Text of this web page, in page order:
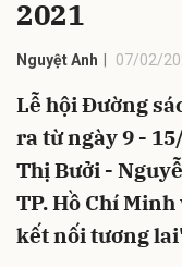
2021
Nguyệt Anh 07/02/
Lễ hội Đường
ra từ ngày 9 -
Thị Bưởi -
TP. Hồ Chí
kết nối tương